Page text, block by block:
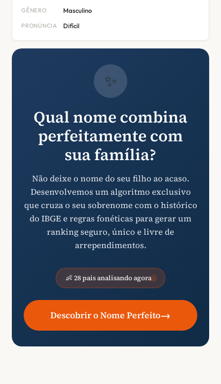
GÊNERO Masculino
PRONÚNCIA Difícil
✨
Qual nome combina
perfeitamente com
sua família?
Não deixe o nome do seu filho ao acaso.
Desenvolvemos um algoritmo exclusivo
que cruza o seu sobrenome com o histórico
do IBGE e regras fonéticas para gerar um
ranking seguro, único e livre de
arrependimentos.
👶 28 pais analisando agora
Descobrir o Nome Perfeito→